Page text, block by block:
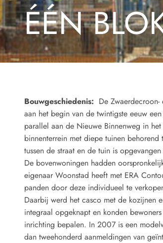
ÉÉN
Bouwgeschiedenis: De
aan het begin van de twintigste eeuw
parallel aan de Nieuwe Binnenweg in
binnenterrein met diepe tuinen
tussen de straat en de tuin is
De bovenwoningen hadden
eigenaar Woonstad heeft met ERA
panden door deze individueel te
Daarbij werd het casco met de kozijnen
integraal opgeknapt en konden
inrichting bepalen. In 2007 is een
dan tweehonderd aanmeldingen van